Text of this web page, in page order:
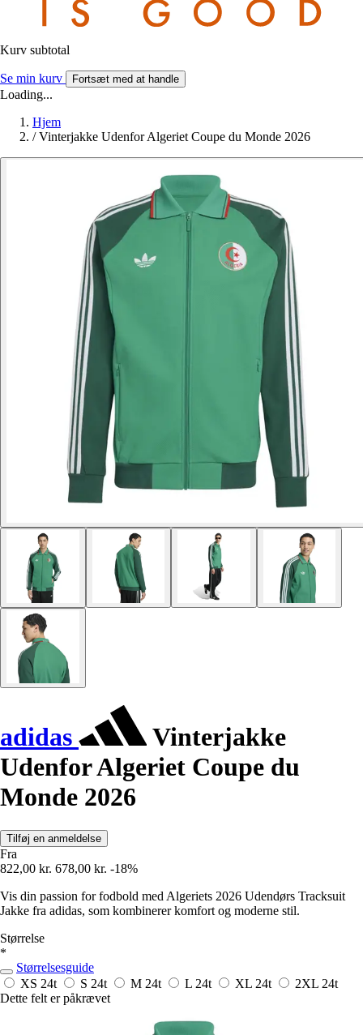
Kurv subtotal
Se min kurv Fortsæt med at handle
Loading...
Hjem
/ Vinterjakke Udenfor Algeriet Coupe du Monde 2026
adidas
Vinterjakke
Udenfor Algeriet Coupe du
Monde 2026
Tilføj en anmeldelse
Fra
822,00 kr. 678,00 kr. -18%
Vis din passion for fodbold med Algeriets 2026 Udendørs Tracksuit
Jakke fra adidas, som kombinerer komfort og moderne stil.
Størrelse
*
Størrelsesguide
XS 24t S 24t M 24t L 24t XL 24t 2XL 24t
Dette felt er påkrævet